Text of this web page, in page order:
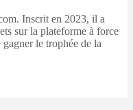
Inscrit en 2023, il a
sur la plateforme à force
le trophée de la